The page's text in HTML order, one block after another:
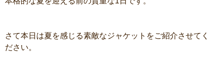
さて本日は夏を感じる素敵なジャケットをご紹介させてく
ださい。